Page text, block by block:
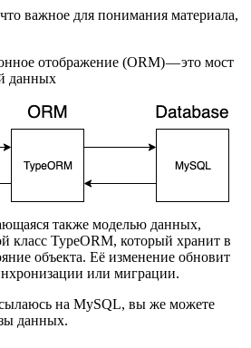
важное для понимания материала,
отображение (ORM) — это мост
данных
также моделью данных,
класс TypeORM, который хранит в
объекта. Её изменение обновит
или миграции.
на MySQL, вы же можете
данных.